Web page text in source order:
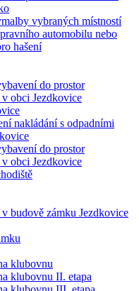
vybraných místností
automobilu nebo
hašení
do prostor
obci Jezdkovice
nakládání s odpadními
do prostor
obci Jezdkovice
budově zámku Jezdkovice
klubovnu
klubovnu II. etapa